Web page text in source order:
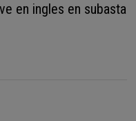
en ingles en subasta